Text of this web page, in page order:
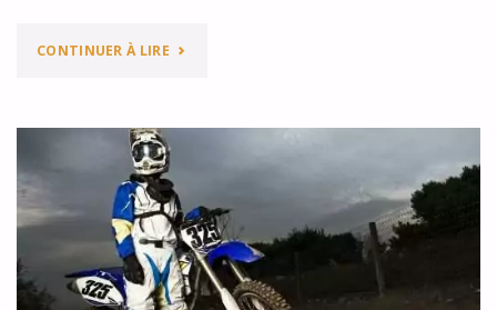
CONTINUER À LIRE"PETIT
BON
SAC
À